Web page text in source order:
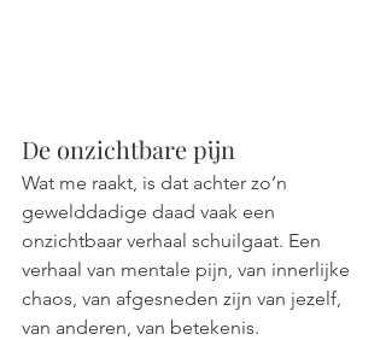
De onzichtbare pijn
Wat me raakt, is dat achter zo’n
gewelddadige daad vaak een
onzichtbaar verhaal schuilgaat. Een
verhaal van mentale pijn, van innerlijke
chaos, van afgesneden zijn van jezelf,
van anderen, van betekenis.